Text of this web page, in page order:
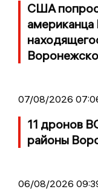
США
американца
07/08/2026
11 дронов
районы
06/08/2026